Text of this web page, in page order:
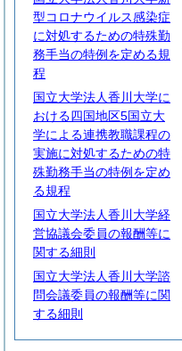
型コロナウイルス感染症
に対処するための特殊勤
務手当の特例を定める規
程
国立大学法人香川大学に
おける四国地区5国立大
学による連携教職課程の
実施に対処するための特
殊勤務手当の特例を定め
る規程
国立大学法人香川大学経
営協議会委員の報酬等に
関する細則
国立大学法人香川大学諮
問会議委員の報酬等に関
する細則